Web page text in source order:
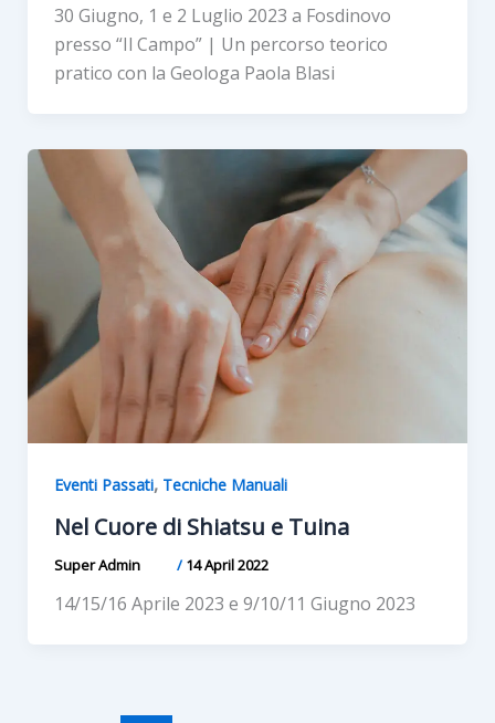
30 Giugno, 1 e 2 Luglio 2023 a Fosdinovo
presso “Il Campo” | Un percorso teorico
pratico con la Geologa Paola Blasi
Eventi Passati, Tecniche Manuali
Nel Cuore di Shiatsu e Tuina
Super Admin /14 April 2022
14/15/16 Aprile 2023 e 9/10/11 Giugno 2023